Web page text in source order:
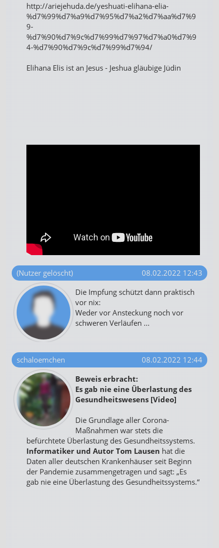
http://ariejehuda.de/yeshuati-elihana-elia-
%d7%99%d7%a9%d7%95%d7%a2%d7%aa%d7%9
9-
%d7%90%d7%9c%d7%99%d7%97%d7%a0%d7%9
4-%d7%90%d7%9c%d7%99%d7%94/
Elihana Elis ist an Jesus - Jeshua gläubige Jüdin
(Nutzer gelöscht)
08.02.2022 12:43
Die Impfung schützt dann praktisch
vor nix:
Weder vor Ansteckung noch vor
schweren Verläufen ...
schaloemchen
08.02.2022 12:44
Beweis erbracht:
Es gab nie eine Überlastung des
Gesundheitswesens [Video]
Die Grundlage aller Corona-
Maßnahmen war stets die
befürchtete Überlastung des Gesundheitssystems.
Informatiker und Autor Tom Lausen hat die
Daten aller deutschen Krankenhäuser seit Beginn
der Pandemie zusammengetragen und sagt: „Es
gab nie eine Überlastung des Gesundheitssystems.“